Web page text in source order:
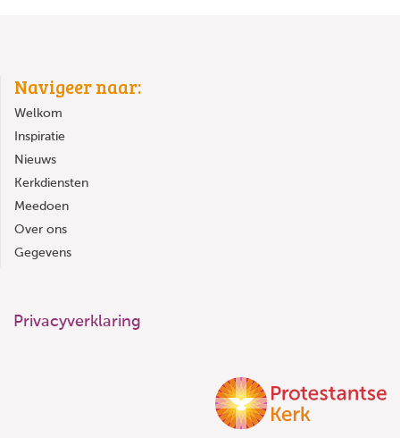
Navigeer naar:
Welkom
Inspiratie
Nieuws
Kerkdiensten
Meedoen
Over ons
Gegevens
Privacyverklaring